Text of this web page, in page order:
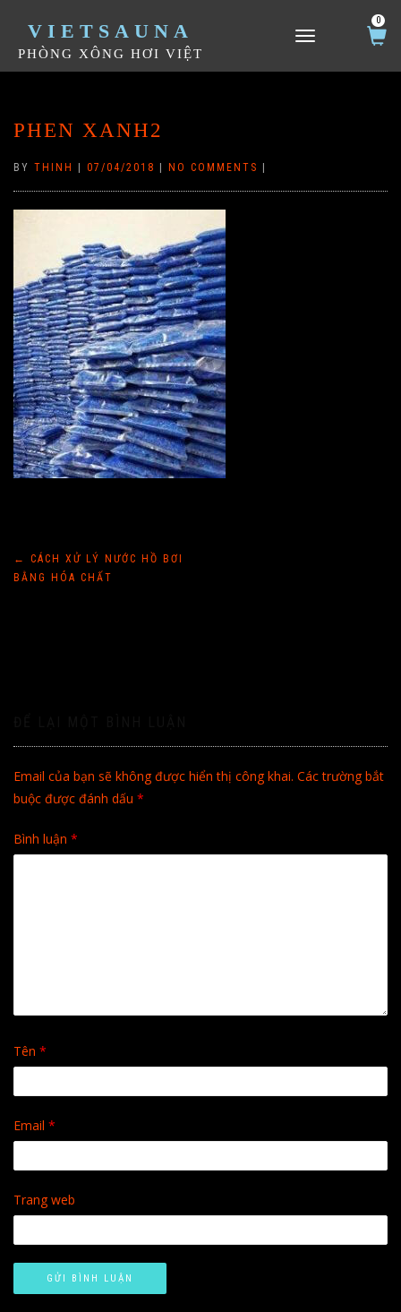
VIETSAUNA
PHÒNG XÔNG HƠI VIỆT
TOGGLE NAVIGATION
0
PHEN XANH2
BY THINH 07/04/2018 NO COMMENTS
Điều
←
CÁCH XỬ LÝ NƯỚC HỒ BƠI
BẰNG HÓA CHẤT
Email của bạn sẽ không được hiển thị công khai. Các trường bắt
buộc được đánh dấu *
Bình luận *
Tên *
Email *
Trang web